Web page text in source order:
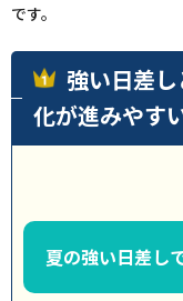
です。
強い日差
化が進みやす
夏の強い日差し